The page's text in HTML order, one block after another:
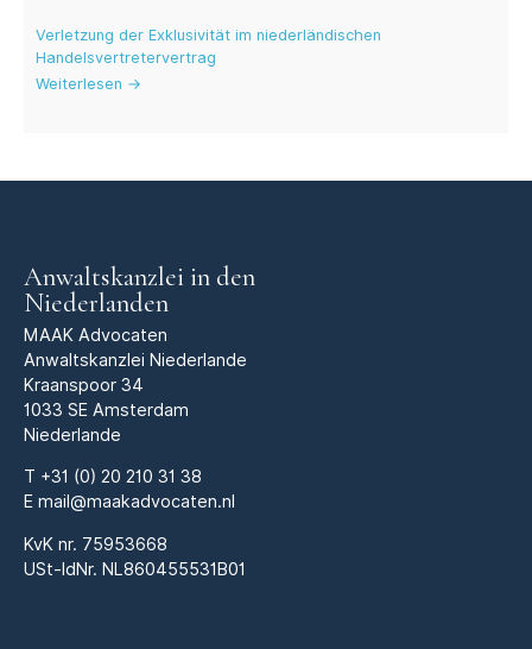
Verletzung der Exklusivität im niederländischen
Handelsvertretervertrag
Weiterlesen →
Anwaltskanzlei in den
Niederlanden
MAAK Advocaten
Anwaltskanzlei Niederlande
Kraanspoor 34
1033 SE Amsterdam
Niederlande
T +31 (0) 20 210 31 38
E mail@maakadvocaten.nl
KvK nr. 75953668
USt-IdNr. NL860455531B01